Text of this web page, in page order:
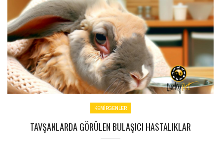
KEMİRGENLER
TAVŞANLARDA GÖRÜLEN BULAŞICI HASTALIKLAR